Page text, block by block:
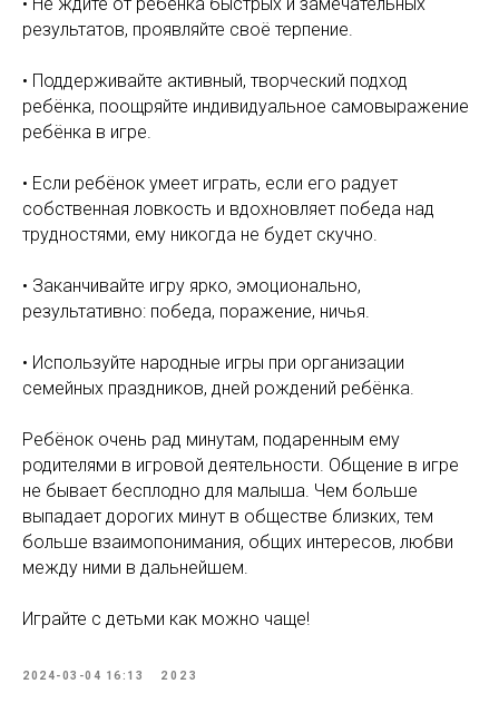
результатов, проявляйте своё терпение.
• Поддерживайте активный, творческий подход
ребёнка, поощряйте индивидуальное самовыражение
ребёнка в игре.
• Если ребёнок умеет играть, если его радует
собственная ловкость и вдохновляет победа над
трудностями, ему никогда не будет скучно.
• Заканчивайте игру ярко, эмоционально,
результативно: победа, поражение, ничья.
• Используйте народные игры при организации
семейных праздников, дней рождений ребёнка.
Ребёнок очень рад минутам, подаренным ему
родителями в игровой деятельности. Общение в игре
не бывает бесплодно для малыша. Чем больше
выпадает дорогих минут в обществе близких, тем
больше взаимопонимания, общих интересов, любви
между ними в дальнейшем.
Играйте с детьми как можно чаще!
2024-03-04 16:13 2023